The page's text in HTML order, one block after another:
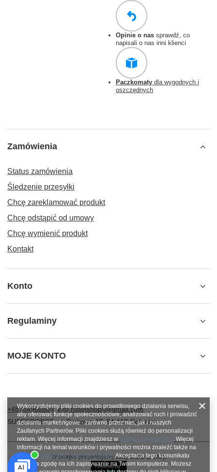
Opinie o nas sprawdź, co
napisali o nas inni klienci
Paczkomaty dla wygodnych i
oszczędnych
Zamówienia
Status zamówienia
Śledzenie przesyłki
Chcę zareklamować produkt
Chcę odstąpić od umowy
Chcę wymienić produkt
Kontakt
Konto
Regulaminy
MOJE KONTO
+48784966809 info.robotshops@gmail.com
SUPERROBOT,ul. Parkowa 27,64-117Gołanice
W sklepie prezentujemy ceny brutto (z VAT).
Wykorzystujemy pliki cookies do prawidłowego działania serwisu,
aby oferować funkcje społecznościowe, analizować ruch i prowadzić
działania marketingowe - zarówno przez nas, jak i naszych
Zaufanych Partnerów. Pliki cookies służą również do personalizacji
reklam. Więcej informacji znajdziesz w polityce prywatności. Więcej
informacji na temat warunków i prywatności można znaleźć także na
stronie Prywatność i warunki Google. Akceptacja tego komunikatu
oznacza zgodę na ich zapisywanie na Twoim komputerze. Możesz